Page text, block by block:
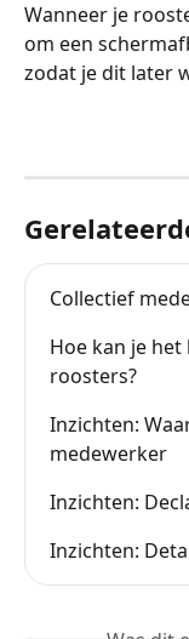
Wanneer je
om een
zodat je dit later
Collectief
Hoe kan je
roosters?
Inzichten:
medewerker
Inzichten:
Inzichten: